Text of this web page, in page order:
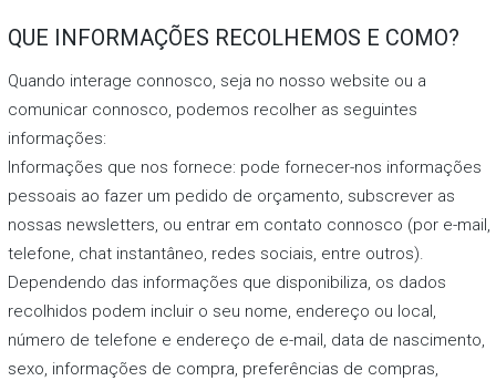
QUE INFORMAÇÕES RECOLHEMOS E COMO?
Quando interage connosco, seja no nosso website ou a
comunicar connosco, podemos recolher as seguintes
informações:
Informações que nos fornece: pode fornecer-nos informações
pessoais ao fazer um pedido de orçamento, subscrever as
nossas newsletters, ou entrar em contato connosco (por e-mail,
telefone, chat instantâneo, redes sociais, entre outros).
Dependendo das informações que disponibiliza, os dados
recolhidos podem incluir o seu nome, endereço ou local,
número de telefone e endereço de e-mail, data de nascimento,
sexo, informações de compra, preferências de compras,